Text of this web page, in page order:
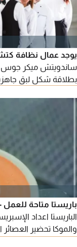
يوجد عمال نظافة
ساندويتش ميكر جوس
بطلاقة شكل لبق
باريستا متاحة
الباريستا اعداد
والموكا تحضير العصائر